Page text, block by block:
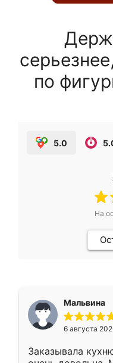
по
5.0
На
Мальвина
6 августа
Заказывала